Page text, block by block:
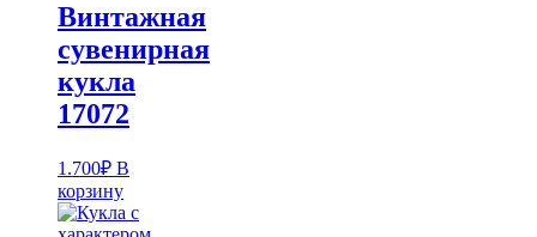
Винтажная
сувенирная
кукла
17072
1.700₽ В
корзину